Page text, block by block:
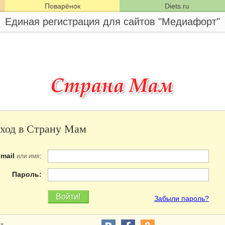
Поварёнок Diets.ru
Единая регистрация для сайтов "Медиафорт"
в Страну Мам
или имя:
Пароль:
Забыли пароль?